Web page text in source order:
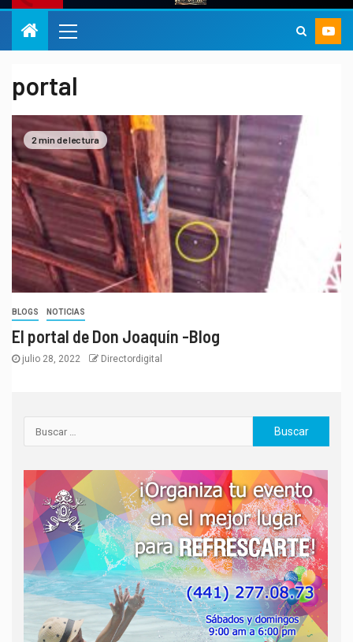
portal
2 min de lectura
BLOGS NOTICIAS
El portal de Don Joaquín -Blog
julio 28, 2022 Directordigital